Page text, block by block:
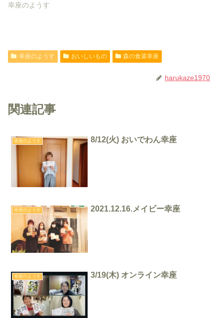
幸座のようす
幸座のようす おいしいもの 森の食菜幸座
harukaze1970
関連記事
幸座のようす 8/12(火) おいでわん幸座
幸座のようす 2021.12.16.メイビー幸座
幸座のようす 3/19(木) オンライン幸座